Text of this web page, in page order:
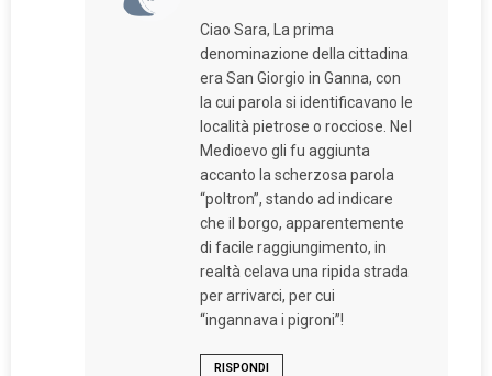
Ciao Sara, La prima
denominazione della cittadina
era San Giorgio in Ganna, con
la cui parola si identificavano le
località pietrose o rocciose. Nel
Medioevo gli fu aggiunta
accanto la scherzosa parola
“poltron”, stando ad indicare
che il borgo, apparentemente
di facile raggiungimento, in
realtà celava una ripida strada
per arrivarci, per cui
“ingannava i pigroni”!
RISPONDI